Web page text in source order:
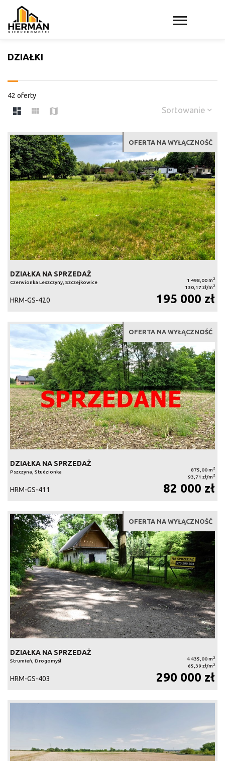
DZIAŁKI
42 oferty
Sortowanie
OFERTA NA WYŁĄCZNOŚĆ
DZIAŁKA NA SPRZEDAŻ
Czerwionka Leszczyny, Szczejkowice 1 498,00 m 2
130,17 zł/m 2
HRM-GS-420 195 000 zł
OFERTA NA WYŁĄCZNOŚĆ
DZIAŁKA NA SPRZEDAŻ
Pszczyna, Studzionka 875,00 m 2
93,71 zł/m 2
HRM-GS-411 82 000 zł
OFERTA NA WYŁĄCZNOŚĆ
DZIAŁKA NA SPRZEDAŻ
Strumień, Drogomyśl 4 435,00 m 2
65,39 zł/m 2
HRM-GS-403 290 000 zł